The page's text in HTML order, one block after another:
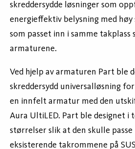
skreddersydde løsninger som
energieffektiv belysning med
som passet inn i samme takplass
armaturene.
Ved hjelp av armaturen Part ble
skreddersydd universalløsning
en innfelt armatur med den
Aura UltiLED. Part ble designet i
størrelser slik at den skulle passe
eksisterende takrommene på